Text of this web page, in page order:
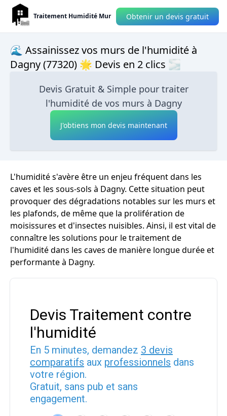
Traitement Humidité Mur Obtenir un devis gratuit
🌊 Assainissez vos murs de l'humidité à
Dagny (77320) 🌟 Devis en 2 clics 🌫
Devis Gratuit & Simple pour traiter
l'humidité de vos murs à Dagny
J'obtiens mon devis maintenant
L'humidité s'avère être un enjeu fréquent dans les
caves et les sous-sols à Dagny. Cette situation peut
provoquer des dégradations notables sur les murs et
les plafonds, de même que la prolifération de
moisissures et d'insectes nuisibles. Ainsi, il est vital de
connaître les solutions pour le traitement de
l'humidité dans les caves de manière longue durée et
performante à Dagny.
Devis Traitement contre
l'humidité
En 5 minutes, demandez 3 devis
comparatifs aux professionnels dans
votre région.
Gratuit, sans pub et sans
engagement.